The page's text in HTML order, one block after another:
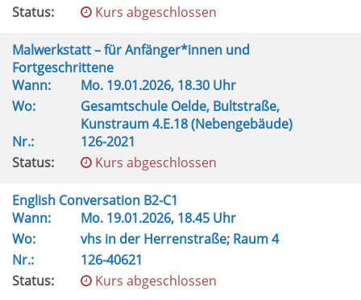
Status:
Kurs abgeschlossen
Malwerkstatt – für Anfänger*innen und
Fortgeschrittene
Wann:
Mo. 19.01.2026, 18.30 Uhr
Wo:
Gesamtschule Oelde, Bultstraße,
Kunstraum 4.E.18 (Nebengebäude)
Nr.:
126-2021
Status:
Kurs abgeschlossen
English Conversation B2-C1
Wann:
Mo. 19.01.2026, 18.45 Uhr
Wo:
vhs in der Herrenstraße; Raum 4
Nr.:
126-40621
Status:
Kurs abgeschlossen